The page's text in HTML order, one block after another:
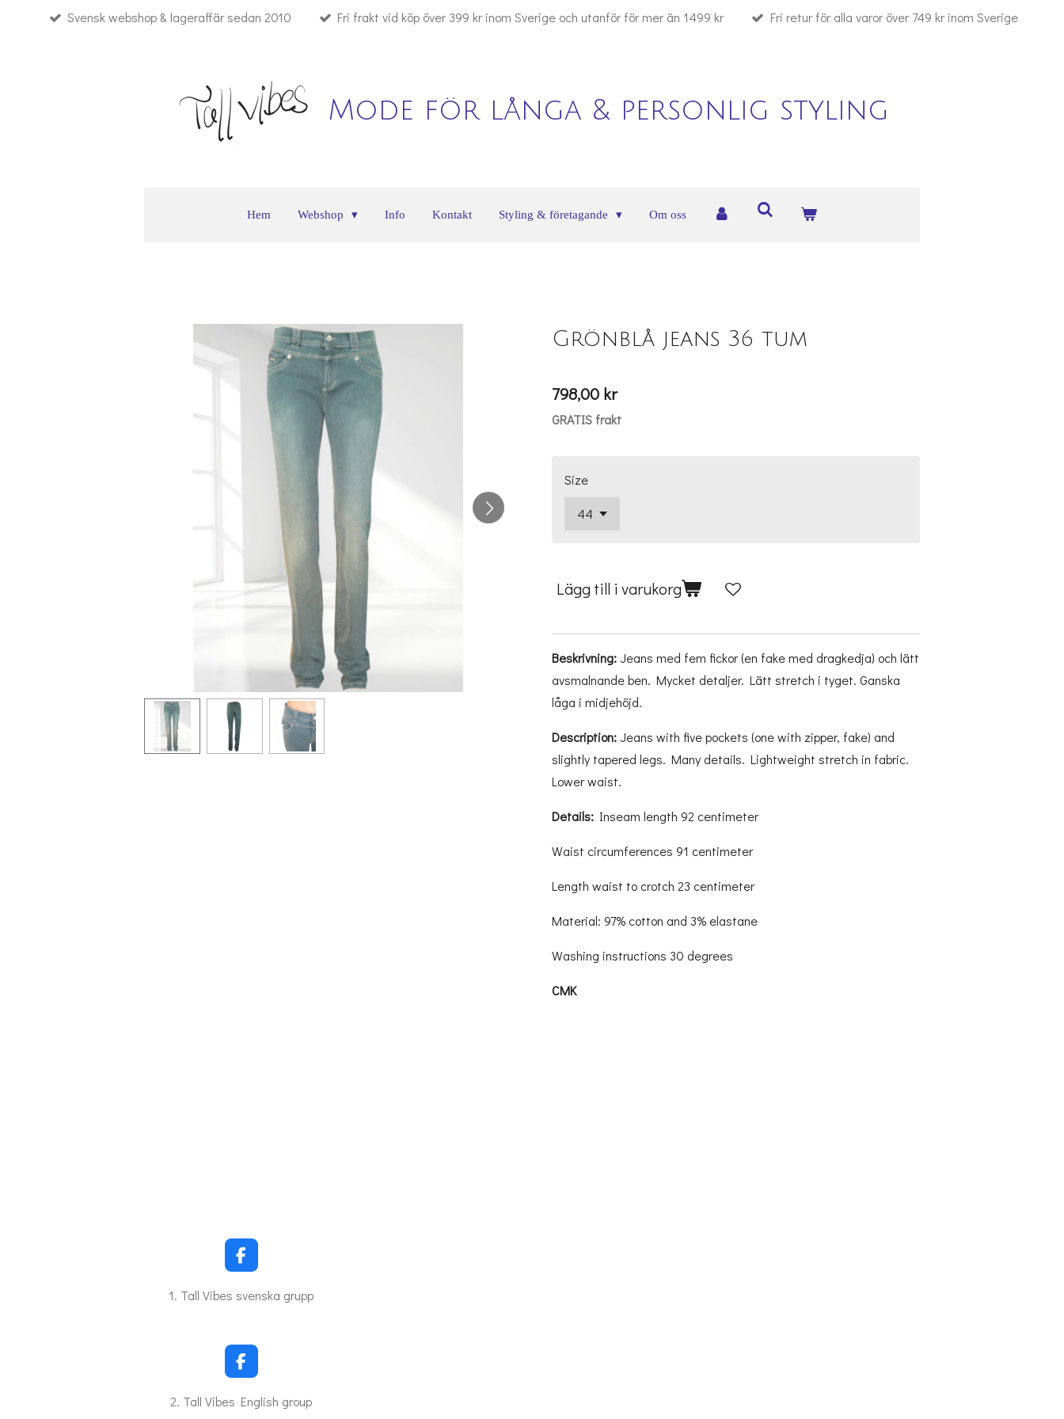
Svensk webshop & lageraffär sedan 2010 Fri frakt vid köp över 399 kr inom Sverige och utanför för mer än 1499 kr Fri retur för alla varor över 749 kr inom Sverige
Mode för långa & personlig styling
Hem Webshop Info Kontakt Styling & företagande Om oss
Grönblå jeans 36 tum
798,00 kr
GRATIS frakt
Size
Lägg till i varukorg
Beskrivning: Jeans med fem fickor (en fake med dragkedja) och lätt
avsmalnande ben. Mycket detaljer. Lätt stretch i tyget. Ganska
låga i midjehöjd.
Description: Jeans with five pockets (one with zipper, fake) and
slightly tapered legs. Many details. Lightweight stretch in fabric.
Lower waist.
Details: Inseam length 92 centimeter
Waist circumferences 91 centimeter
Length waist to crotch 23 centimeter
Material: 97% cotton and 3% elastane
Washing instructions 30 degrees
CMK
F
a
c
o
k
1. Tall Vibes svenska grupp
F
a
c
2. Tall Vibes English group